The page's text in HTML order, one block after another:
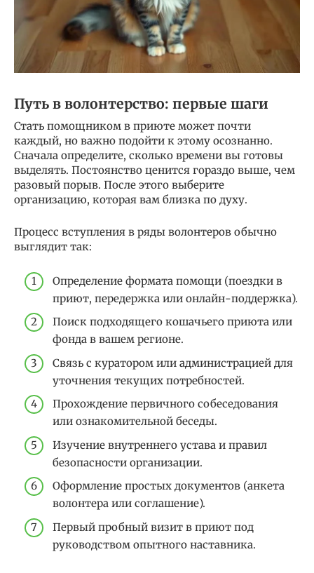
Путь в волонтерство: первые шаги
Стать помощником в приюте может почти
каждый, но важно подойти к этому осознанно.
Сначала определите, сколько времени вы готовы
выделять. Постоянство ценится гораздо выше, чем
разовый порыв. После этого выберите
организацию, которая вам близка по духу.
Процесс вступления в ряды волонтеров обычно
выглядит так:
Определение формата помощи (поездки в
приют, передержка или онлайн-поддержка).
Поиск подходящего кошачьего приюта или
фонда в вашем регионе.
Связь с куратором или администрацией для
уточнения текущих потребностей.
Прохождение первичного собеседования
или ознакомительной беседы.
Изучение внутреннего устава и правил
безопасности организации.
Оформление простых документов (анкета
волонтера или соглашение).
Первый пробный визит в приют под
руководством опытного наставника.